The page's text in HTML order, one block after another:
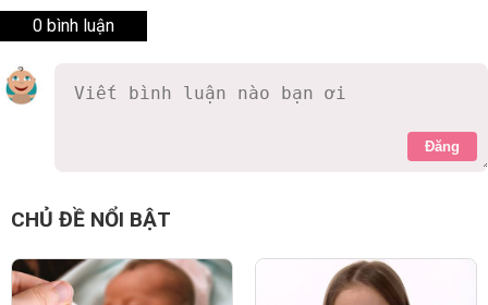
0 bình luận
Đăng
CHỦ ĐỀ NỔI BẬT